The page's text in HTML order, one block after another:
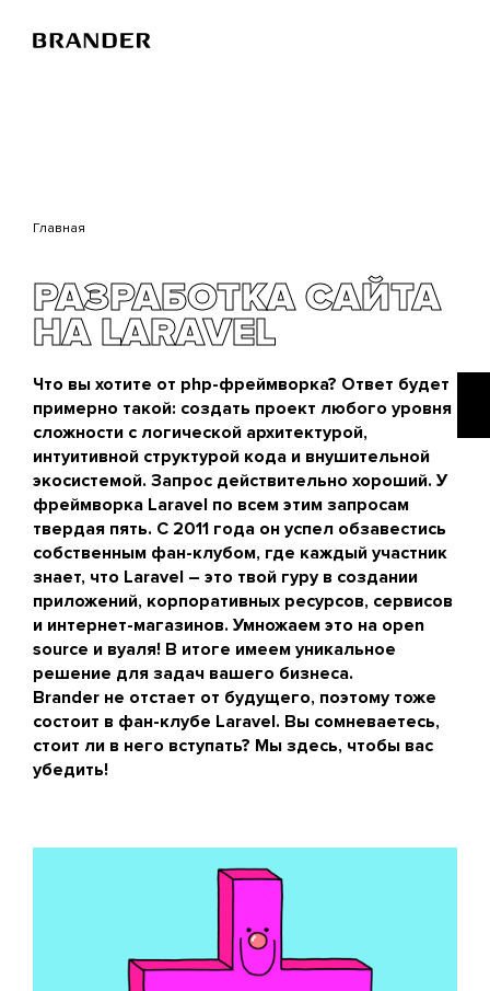
Главная
РАЗРАБОТКА САЙТА
НА LARAVEL
Что вы хотите от php-фреймворка? Ответ будет
примерно такой: создать проект любого уровня
сложности с логической архитектурой,
интуитивной структурой кода и внушительной
экосистемой. Запрос действительно хороший. У
фреймворка Laravel по всем этим запросам
твердая пять. С 2011 года он успел обзавестись
собственным фан-клубом, где каждый участник
знает, что Laravel – это твой гуру в создании
приложений, корпоративных ресурсов, сервисов
и интернет-магазинов. Умножаем это на open
source и вуаля! В итоге имеем уникальное
решение для задач вашего бизнеса.
Brander не отстает от будущего, поэтому тоже
состоит в фан-клубе Laravel. Вы сомневаетесь,
стоит ли в него вступать? Мы здесь, чтобы вас
убедить!